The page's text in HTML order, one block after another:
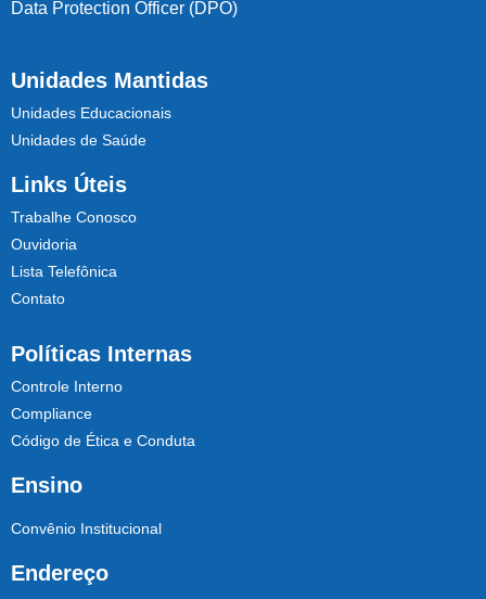
Data Protection Officer (DPO)
Unidades Mantidas
Unidades Educacionais
Unidades de Saúde
Links Úteis
Trabalhe Conosco
Ouvidoria
Lista Telefônica
Contato
Políticas Internas
Controle Interno
Compliance
Código de Ética e Conduta
Ensino
Convênio Institucional
Endereço